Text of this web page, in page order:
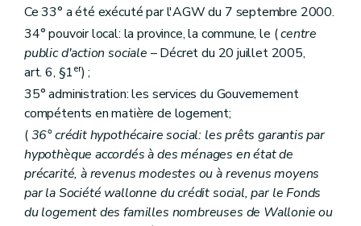
Ce 33° a été exécuté par l'AGW du 7 septembre 2000.
34° pouvoir local: la province, la commune, le (centre
public d'action sociale – Décret du 20 juillet 2005,
art. 6, §1er) ;
35° administration: les services du Gouvernement
compétents en matière de logement;
(36° crédit hypothécaire social: les prêts garantis par
hypothèque accordés à des ménages en état de
précarité, à revenus modestes ou à revenus moyens
par la Société wallonne du crédit social, par le Fonds
du logement des familles nombreuses de Wallonie ou